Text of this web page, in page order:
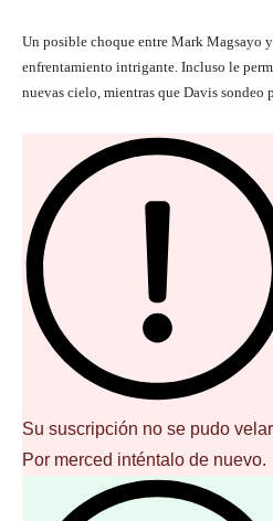
Un posible choque entre Mark Magsayo
enfrentamiento intrigante. Incluso le
nuevas cielo, mientras que Davis sondeo
Su suscripción no se pudo
Por merced inténtalo de nuevo.